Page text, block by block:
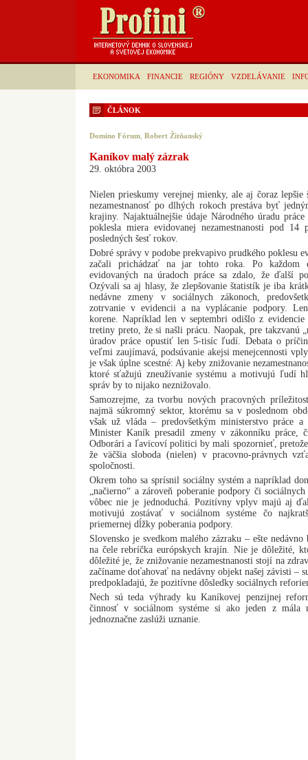
EKONOMIKA FINANCIE REGIÓNY VZDELÁVANIE
ČLÁNOK
Domino Fórum Robert Žitňanský
Kaníkov malý zázrak
29. októbra 2003
Nielen prieskumy verejnej mienky, ale aj čoraz lepšie
nezamestnanosť po dlhých rokoch prestáva byť
krajiny. Najaktuálnejšie údaje Národného úradu
poklesla miera evidovanej nezamestnanosti pod
posledných šesť rokov.
Dobré správy v podobe prekvapivo prudkého poklesu
začali prichádzať na jar tohto roka. Po každom
evidovaných na úradoch práce sa zdalo, že ďalší
Ozývali sa aj hlasy, že zlepšovanie štatistík je iba
nedávne zmeny v sociálnych zákonoch,
zotrvanie v evidencii a na vyplácanie podpory.
korene. Napríklad len v septembri odišlo z
tretiny preto, že si našli prácu. Naopak, pre takzvanú
úradov práce opustiť len 5-tisíc ľudí. Debata o
veľmi zaujímavá, podsúvanie akejsi menejcennosti
je však úplne scestné: Aj keby znižovanie
ktoré sťažujú zneužívanie systému a motivujú ľudí
správ by to nijako neznižovalo.
Samozrejme, za tvorbu nových pracovných
najmä súkromný sektor, ktorému sa v poslednom
však už vláda – predovšetkým ministerstvo práce
Minister Kaník presadil zmeny v zákonníku práce,
Odborári a ľavicoví politici by mali spozornieť,
že väčšia sloboda (nielen) v pracovno-právnych
spoločnosti.
Okrem toho sa sprísnil sociálny systém a napríklad
„načierno“ a zároveň poberanie podpory či
vôbec nie je jednoduchá. Pozitívny vplyv majú aj
motivujú zostávať v sociálnom systéme čo
priemernej dĺžky poberania podpory.
Slovensko je svedkom malého zázraku – ešte nedávno
na čele rebríčka európskych krajín. Nie je dôležité,
dôležité je, že znižovanie nezamestnanosti stojí na
začíname doťahovať na nedávny objekt našej závisti –
predpokladajú, že pozitívne dôsledky sociálnych
Nech sú teda výhrady ku Kaníkovej penzijnej
činnosť v sociálnom systéme si ako jeden z mála
jednoznačne zaslúži uznanie.